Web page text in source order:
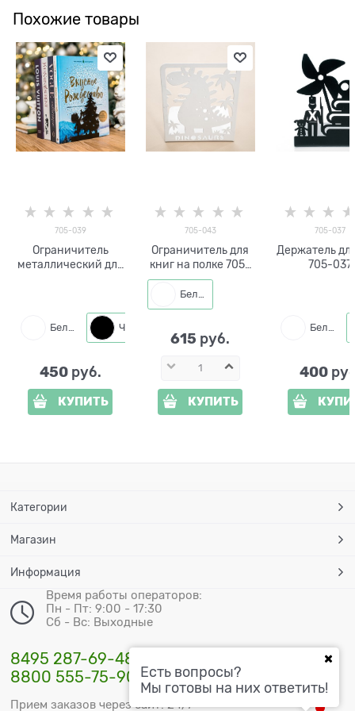
Похожие товары
705-039
Ограничитель
металлический для
Белый
450 руб.
КУПИТЬ
705-043
Ограничитель для
книг на полке 705-
043 металл
Белый
615 руб.
КУПИТЬ
705-037
Держатель
705-037
Белый
400
Категории
Магазин
Информация
Время работы операторов:
Пн - Пт: 9:00 - 17:30
Сб - Вс: Выходные
8495 287-69-48
8800 555-75-90
Прием заказов через сайт: 24/7
Есть вопросы?
Мы готовы на них ответить!